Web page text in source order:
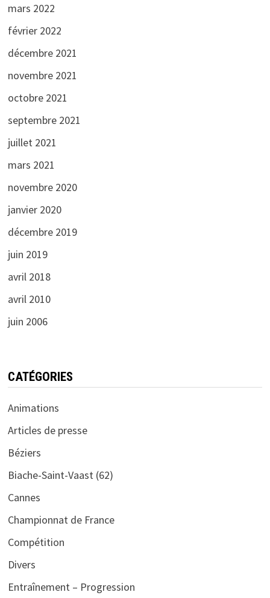
mars 2022
février 2022
décembre 2021
novembre 2021
octobre 2021
septembre 2021
juillet 2021
mars 2021
novembre 2020
janvier 2020
décembre 2019
juin 2019
avril 2018
avril 2010
juin 2006
CATÉGORIES
Animations
Articles de presse
Béziers
Biache-Saint-Vaast (62)
Cannes
Championnat de France
Compétition
Divers
Entraînement – Progression